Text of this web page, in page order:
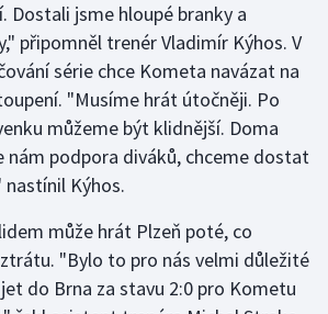
Dostali jsme hloupé branky a
připomněl trenér Vladimír Kýhos. V
série chce Kometa navázat na
"Musíme hrát útočněji. Po
můžeme být klidnější. Doma
nám podpora diváků, chceme dostat
Kýhos.
může hrát Plzeň poté, co
"Bylo to pro nás velmi důležité
do Brna za stavu 2:0 pro Kometu